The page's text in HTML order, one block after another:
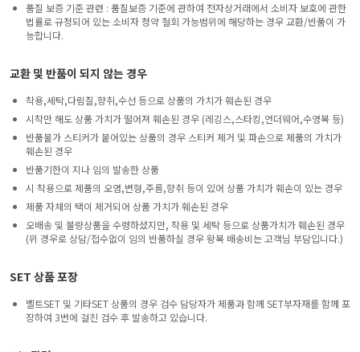
품질 보증 기준 관련 : 품질보증 기준에 관하여 전자상거래에서 소비자 보호에 관한
법률로 규정되어 있는 소비자 청약 철회 가능범위에 해당하는 경우 교환/반품이 가
능합니다.
교환 및 반품이 되지 않는 경우
착용,세탁,다림질,향취,수선 등으로 상품의 가치가 훼손된 경우
시착만 해도 상품 가치가 떨어져 훼손된 경우 (레깅스,스타킹,언더웨어,수영복 등)
반품불가 스티커가 붙어있는 상품의 경우 스티커 제거 및 파손으로 제품의 가치가
훼손된 경우
반품기한이 지나 임의 발송한 상품
시 착용으로 제품의 오염,변형,주름,향취 등이 있어 상품 가치가 훼손이 있는 경우
제품 자체의 택이 제거되어 상품 가치가 훼손된 경우
오배송 및 불량상품을 수령하셨지만, 착용 및 세탁 등으로 상품가치가 훼손된 경우
(위 경우로 상담/접수없이 임의 반품하실 경우 왕복 배송비는 고객님 부담입니다.)
SET 상품 포장
벨트SET 및 기타SET 상품의 경우 검수 담당자가 제품과 함께 SET부자재를 함께 포
장하여 3번에 걸친 검수 후 발송하고 있습니다.